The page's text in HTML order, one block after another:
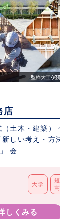
店
木・建築） 企
しい考え・方
ダを見つける目をもつ」 会...
大学
しくみる